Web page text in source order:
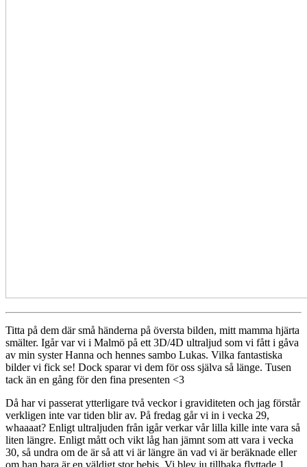
Titta på dem där små händerna på översta bilden, mitt mamma hjärta
smälter. Igår var vi i Malmö på ett 3D/4D ultraljud som vi fått i gåva
av min syster Hanna och hennes sambo Lukas. Vilka fantastiska
bilder vi fick se! Dock sparar vi dem för oss själva så länge. Tusen
tack än en gång för den fina presenten <3
Då har vi passerat ytterligare två veckor i graviditeten och jag förstår
verkligen inte var tiden blir av. På fredag går vi in i vecka 29,
whaaaat? Enligt ultraljuden från igår verkar vår lilla kille inte vara så
liten längre. Enligt mått och vikt låg han jämnt som att vara i vecka
30, så undra om de är så att vi är längre än vad vi är beräknade eller
om han bara är en väldigt stor bebis. Vi blev ju tillbaka flyttade 1